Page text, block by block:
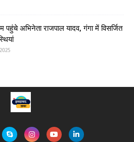
पहुंचे अभिनेता राजपाल यादव, गंगा में विसर्जित